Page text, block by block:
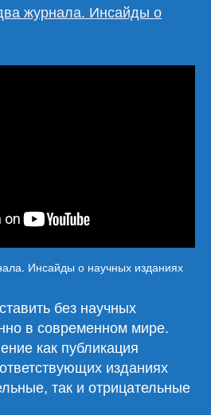
журнала. Инсайды о
Инсайды о научных изданиях
без научных
в современном мире.
как публикация
изданиях
так и отрицательные